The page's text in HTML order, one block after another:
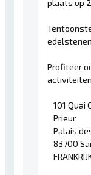
plaats op
Profiteer
101 Quai
Prieur
Palais
83700